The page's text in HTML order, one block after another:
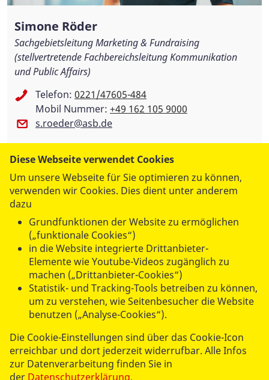
Simone Röder
Sachgebietsleitung Marketing & Fundraising
(stellvertretende Fachbereichsleitung Kommunikation
und Public Affairs)
Telefon: 0221/47605-484
Mobil Nummer: +49 162 105 9000
s.roeder@asb.de
ASB Deutschland e. V.
Sülzburgstraße 140
50937 Köln
datenschutzkonform mit
Diese Webseite verwendet Cookies
Um unsere Webseite für Sie optimieren zu können,
verwenden wir Cookies. Dies dient unter anderem
dazu
Grundfunktionen der Website zu ermöglichen
(„funktionale Cookies“)
in die Website integrierte Drittanbieter-
Elemente wie Youtube-Videos zugänglich zu
machen („Drittanbieter-Cookies“)
Statistik- und Tracking-Tools betreiben zu können,
um zu verstehen, wie Seitenbesucher die Website
benutzen („Analyse-Cookies“).
Die Cookie-Einstellungen sind über das Cookie-Icon
erreichbar und dort jederzeit widerrufbar. Alle Infos
zur Datenverarbeitung finden Sie in
der Datenschutzerklärung.